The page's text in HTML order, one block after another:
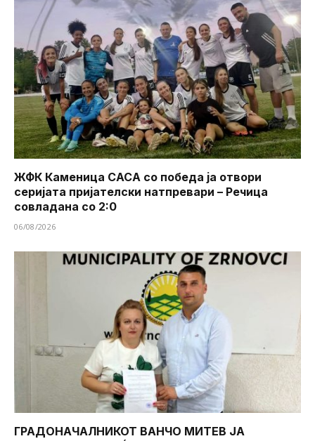
ЖФК Каменица САСА со победа ја отвори
серијата пријателски натпревари – Речица
совладана со 2:0
06/08/2026
ГРАДОНАЧАЛНИКОТ ВАНЧО МИТЕВ ЈА